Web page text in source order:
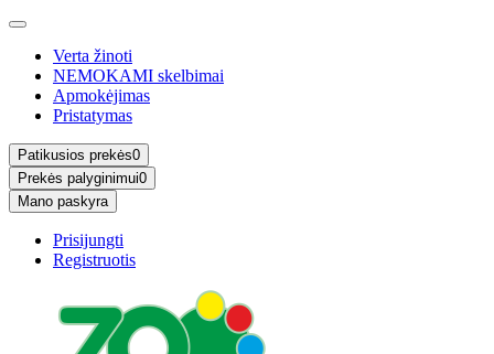
Verta žinoti
NEMOKAMI skelbimai
Apmokėjimas
Pristatymas
Patikusios prekės0
Prekės palyginimui0
Mano paskyra
Prisijungti
Registruotis